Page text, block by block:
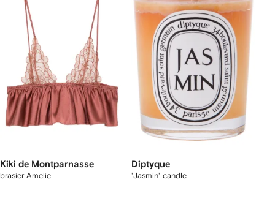
Kiki de Montparnasse
brasier Amelie
Diptyque
'Jasmin' candle